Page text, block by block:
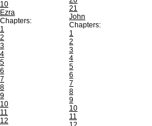
10
Ezra
Chapters:
1
2
3
4
5
6
7
8
9
10
11
12
21
John
Chapters:
1
2
3
4
5
6
7
8
9
10
11